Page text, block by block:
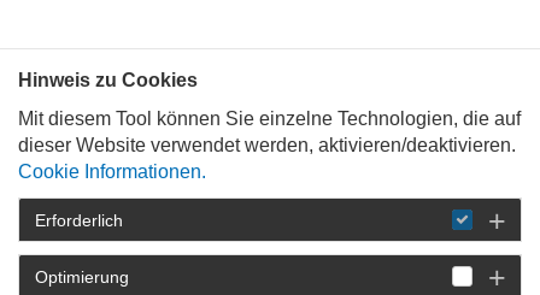
STARTSEITE DETAIL
Hinweis zu Cookies
Mit diesem Tool können Sie einzelne Technologien, die auf
dieser Website verwendet werden, aktivieren/deaktivieren.
Cookie Informationen.
Erforderlich
Optimierung